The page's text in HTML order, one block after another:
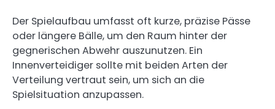
Der Spielaufbau umfasst oft kurze, präzise Pässe
oder längere Bälle, um den Raum hinter der
gegnerischen Abwehr auszunutzen. Ein
Innenverteidiger sollte mit beiden Arten der
Verteilung vertraut sein, um sich an die
Spielsituation anzupassen.